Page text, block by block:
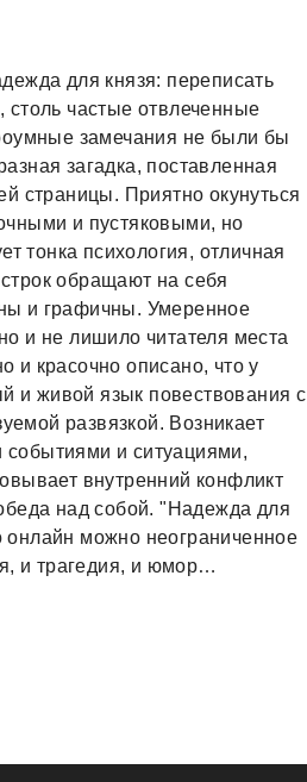
для князя: переписать
частые отвлеченные
замечания не были бы
загадка, поставленная
страницы. Приятно окунуться
и пустяковыми, но
тонка психология, отличная
обращают на себя
и графичны. Умеренное
и не лишило читателя места
и красочно описано, что у
и живой язык повествования с
развязкой. Возникает
событиями и ситуациями,
внутренний конфликт
над собой. "Надежда для
онлайн можно неограниченное
и трагедия, и юмор…